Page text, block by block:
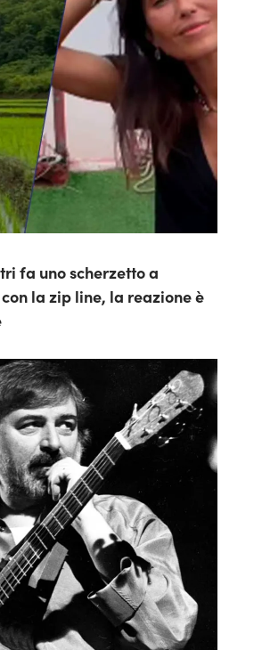
fa uno scherzetto a
la zip line, la reazione è